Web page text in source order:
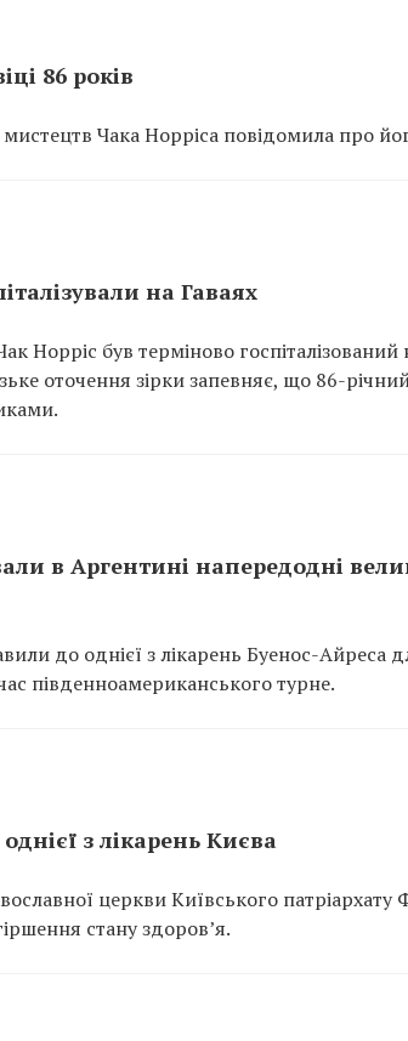
86 років
Чака Норріса повідомила про
на Гаваях
Норріс був терміново госпіталізований
оточення зірки запевняє, що 86-
в Аргентині напередодні
до однієї з лікарень Буенос-Айреса
південноамериканського турне.
з лікарень Києва
церкви Київського патріархату
стану здоров’я.